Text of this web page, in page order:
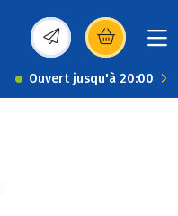
(s’ouvre dans une
Ouvert jusqu'à 20:00